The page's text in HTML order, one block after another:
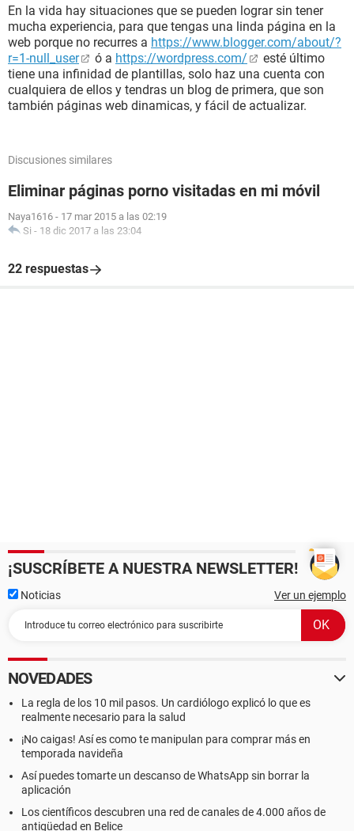
En la vida hay situaciones que se pueden lograr sin tener
mucha experiencia, para que tengas una linda página en la
web porque no recurres a https://www.blogger.com/about/?
r=1-null_user
ó a https://wordpress.com/
esté último
tiene una infinidad de plantillas, solo haz una cuenta con
cualquiera de ellos y tendras un blog de primera, que son
también páginas web dinamicas, y fácil de actualizar.
Discusiones similares
Eliminar páginas porno visitadas en mi móvil
Naya1616 - 17 mar 2015 a las 02:19
Si - 18 dic 2017 a las 23:04
22 respuestas
¡SUSCRÍBETE A NUESTRA NEWSLETTER!
Noticias Ver un ejemplo
NOVEDADES
La regla de los 10 mil pasos. Un cardiólogo explicó lo que es
realmente necesario para la salud
¡No caigas! Así es como te manipulan para comprar más en
temporada navideña
Así puedes tomarte un descanso de WhatsApp sin borrar la
aplicación
Los científicos descubren una red de canales de 4.000 años de
antigüedad en Belice